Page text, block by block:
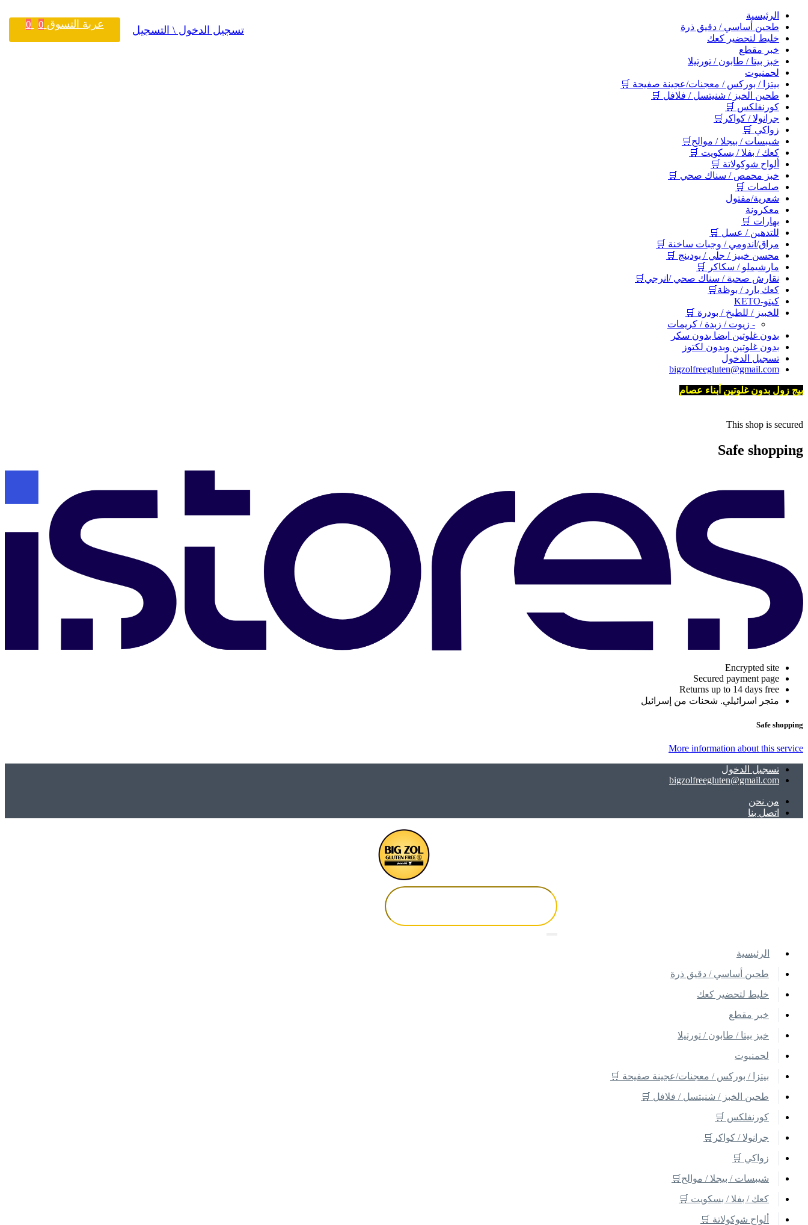
اﻟﺮﺋﻴﺴﻴﺔ
طحين أساسي / دقيق ذرة
خليط لتحضير كعك
خبر مقطع
خبز بيتا / طابون / تورتيلا
لحمنيوت
بيتزا / بوركس / معجنات/عجينة صفيحة 🛒
طحين الخبز / شنيتسل / فلافل 🛒
كورنفلكس 🛒
جرانولا / كواكر🛒
زواكي 🛒
شيبسات / بيجلا / موالح🛒
كعك / بفلا / بسكويت 🛒
ألواح شوكولاتة 🛒
خبز محمص / سناك صحي 🛒
صلصات 🛒
شعرية/مفتول
معكرونة
بهارات 🛒
للتدهين / عسل 🛒
مراق/اندومي / وجبات ساخنة 🛒
محسن خبيز / جلي / بودينج 🛒
مارشيملو / سكاكر 🛒
نقارش صحية / سناك صحي /انرجي🛒
كعك بارد / بوظة🛒
كيتو-KETO
للخبيز / للطبخ / بودرة 🛒
- زيوت / زبدة / كريمات
بدون غلوتين ايضا بدون سكر
بدون غلوتين وبدون لكتوز
تسجيل الدخول
bigzolfreegluten@gmail.com
بيج زول بدون غلوتين أبناء عصام
This shop is secured
Safe shopping
Encrypted site
Secured payment page
Returns up to 14 days free
متجر اسرائيلي. شحنات من إسرائيل
Safe shopping
More information about this service
تسجيل الدخول
bigzolfreegluten@gmail.com
ﻣﻦ ﻧﺤﻦ
اتصل بنا
تسجيل الدخول \ التسجيل عربة التسوق 0
0
اﻟﺮﺋﻴﺴﻴﺔ
طحين أساسي / دقيق ذرة
خليط لتحضير كعك
خبر مقطع
خبز بيتا / طابون / تورتيلا
لحمنيوت
بيتزا / بوركس / معجنات/عجينة صفيحة 🛒
طحين الخبز / شنيتسل / فلافل 🛒
كورنفلكس 🛒
جرانولا / كواكر🛒
زواكي 🛒
شيبسات / بيجلا / موالح🛒
كعك / بفلا / بسكويت 🛒
ألواح شوكولاتة 🛒